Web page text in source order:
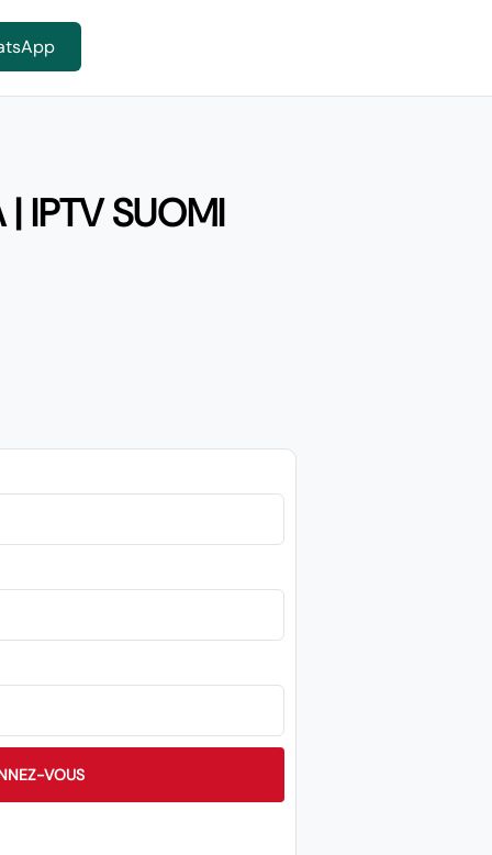
| IPTV SUOMI
VOUS